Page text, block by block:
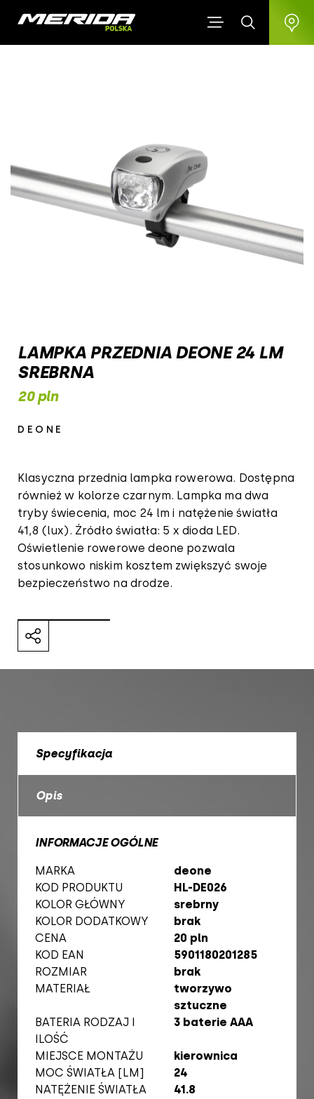
LAMPKA PRZEDNIA DEONE 24 LM
SREBRNA
20 pln
DEONE
Klasyczna przednia lampka rowerowa. Dostępna
również w kolorze czarnym. Lampka ma dwa
tryby świecenia, moc 24 lm i natężenie światła
41,8 (lux). Źródło światła: 5 x dioda LED.
Oświetlenie rowerowe deone pozwala
stosunkowo niskim kosztem zwiększyć swoje
bezpieczeństwo na drodze.
Specyfikacja
Opis
INFORMACJE OGÓLNE
MARKA
deone
KOD PRODUKTU
HL-DE026
KOLOR GŁÓWNY
srebrny
KOLOR DODATKOWY
brak
CENA
20 pln
KOD EAN
5901180201285
ROZMIAR
brak
MATERIAŁ
tworzywo
sztuczne
BATERIA RODZAJ I
ILOŚĆ
3 baterie AAA
MIEJSCE MONTAŻU
kierownica
MOC ŚWIATŁA [LM]
24
NATĘŻENIE ŚWIATŁA
41.8